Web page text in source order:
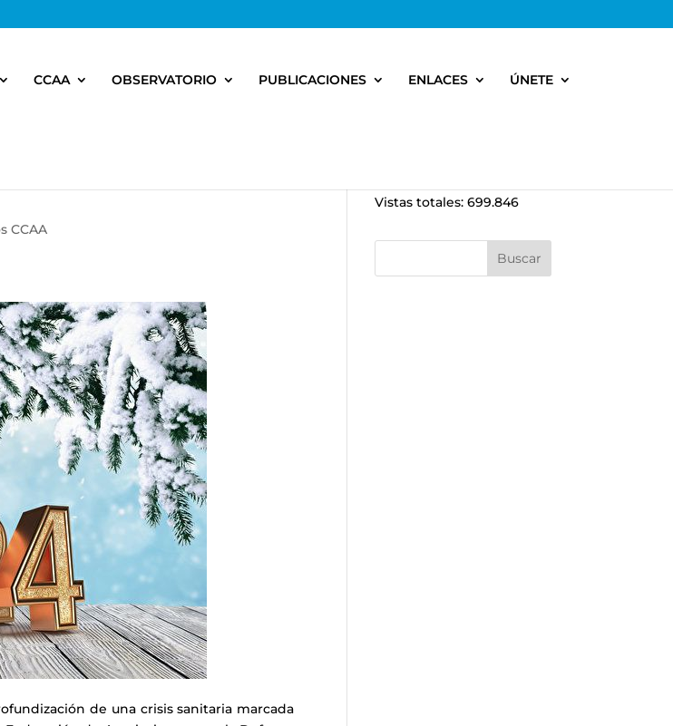
CCAA OBSERVATORIO PUBLICACIONES ENLACES ÚNETE
CCAA
de una crisis sanitaria marcada
Vistas totales:699.846